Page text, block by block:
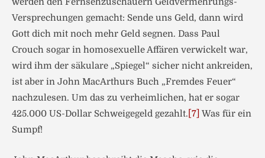
Versprechungen gemacht: Sende uns Geld, dann wird
Gott dich mit noch mehr Geld segnen. Dass Paul
Crouch sogar in homosexuelle Affären verwickelt war,
wird ihm der säkulare „Spiegel“ sicher nicht ankreiden,
ist aber in John MacArthurs Buch „Fremdes Feuer“
nachzulesen. Um das zu verheimlichen, hat er sogar
425.000 US-Dollar Schweigegeld gezahlt. [7] Was für ein
Sumpf!